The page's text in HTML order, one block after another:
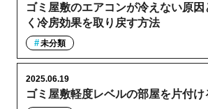
ゴミ屋敷のエアコンが冷えない原因
く冷房効果を取り戻す方法
未分類
ゴミ屋敷軽度レベルの部屋を片付け
2025.06.19